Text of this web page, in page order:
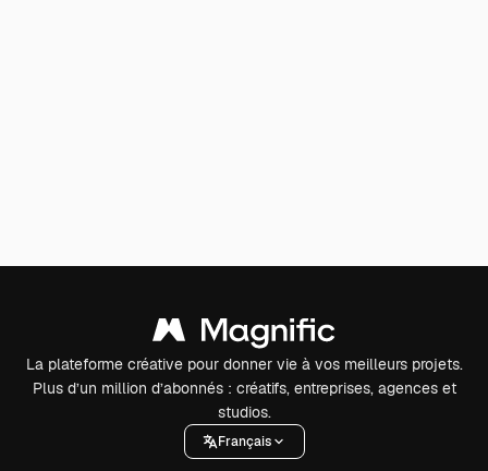
La plateforme créative pour donner vie à vos meilleurs projets.
Plus d’un million d’abonnés : créatifs, entreprises, agences et
studios.
Français